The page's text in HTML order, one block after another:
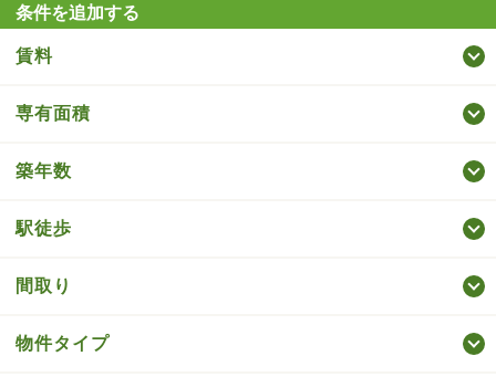
条件を追加する
賃料
専有面積
築年数
駅徒歩
間取り
物件タイプ